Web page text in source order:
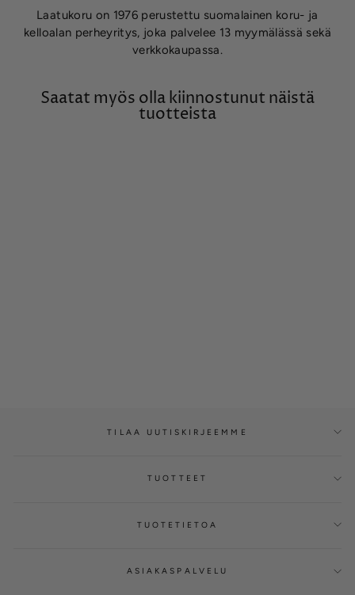
Laatukoru on 1976 perustettu suomalainen koru- ja
kelloalan perheyritys, joka palvelee 13 myymälässä sekä
verkkokaupassa.
Saatat myös olla kiinnostunut näistä
tuotteista
TILAA UUTISKIRJEEMME
TUOTTEET
TUOTETIETOA
ASIAKASPALVELU